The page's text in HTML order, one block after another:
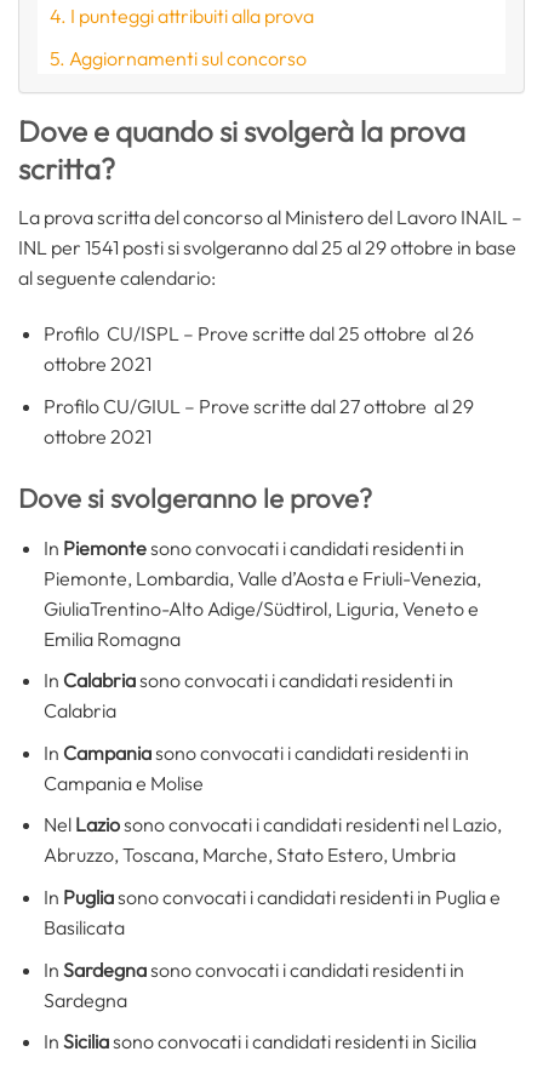
I punteggi attribuiti alla prova
Aggiornamenti sul concorso
Dove e quando si svolgerà la prova
scritta?
La prova scritta del concorso al Ministero del Lavoro INAIL –
INL per 1541 posti si svolgeranno dal 25 al 29 ottobre in base
al seguente calendario:
Profilo CU/ISPL – Prove scritte dal 25 ottobre al 26
ottobre 2021
Profilo CU/GIUL – Prove scritte dal 27 ottobre al 29
ottobre 2021
Dove si svolgeranno le prove?
In Piemontesono convocati i candidati residenti in
Piemonte, Lombardia, Valle d’Aosta e Friuli-Venezia,
GiuliaTrentino-Alto Adige/Südtirol, Liguria, Veneto e
Emilia Romagna
In Calabriasono convocati i candidati residenti in
Calabria
In Campaniasono convocati i candidati residenti in
Campania e Molise
Nel Laziosono convocati i candidati residenti nel Lazio,
Abruzzo, Toscana, Marche, Stato Estero, Umbria
In Pugliasono convocati i candidati residenti in Puglia e
Basilicata
In Sardegnasono convocati i candidati residenti in
Sardegna
In Siciliasono convocati i candidati residenti in Sicilia